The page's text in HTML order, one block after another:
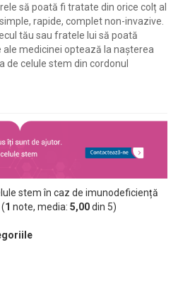
să poată fi tratate din orice colț al
rapide, complet non-invazive.
tău sau fratele lui să poată
ale medicinei optează la nașterea
de celule stem din cordonul
stem în caz de imunodeficiență
(1 note, media: 5,00din 5)